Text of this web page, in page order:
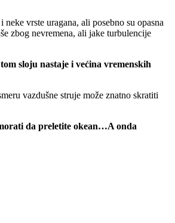
vrste uragana, ali posebno su opasna
zbog nevremena, ali jake turbulencije
sloju nastaje i većina vremenskih
vazdušne struje može znatno skratiti
da preletite okean…A onda